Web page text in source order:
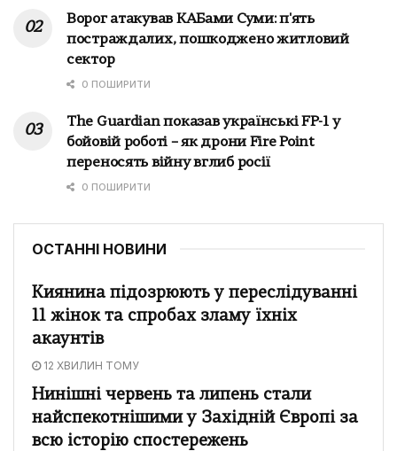
Ворог атакував КАБами Суми: п'ять
постраждалих, пошкоджено житловий
сектор
0 ПОШИРИТИ
The Guardian показав українські FP-1 у
бойовій роботі – як дрони Fire Point
переносять війну вглиб росії
0 ПОШИРИТИ
ОСТАННІ НОВИНИ
Киянина підозрюють у переслідуванні
11 жінок та спробах зламу їхніх
акаунтів
12 ХВИЛИН ТОМУ
Нинішні червень та липень стали
найспекотнішими у Західній Європі за
всю історію спостережень